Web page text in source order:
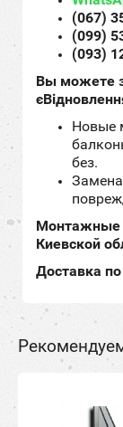
(067)
(099)
(093)
Вы можете
Новые
без.
Монтажные
Киевской
Доставка